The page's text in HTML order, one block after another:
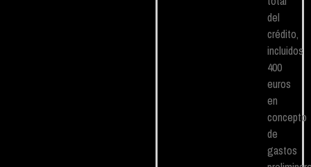
del
crédito,
incluidos
400
euros
en
concepto
de
gastos